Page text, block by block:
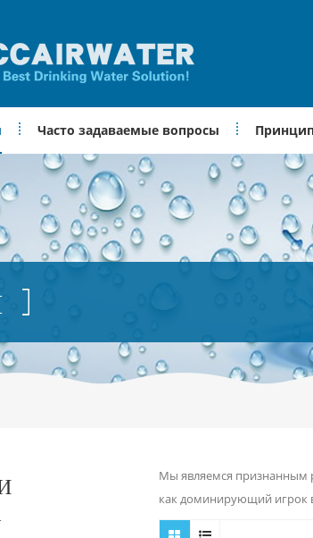
Часто задаваемые вопросы Принцип
Мы являемся признанным
как доминирующий игрок